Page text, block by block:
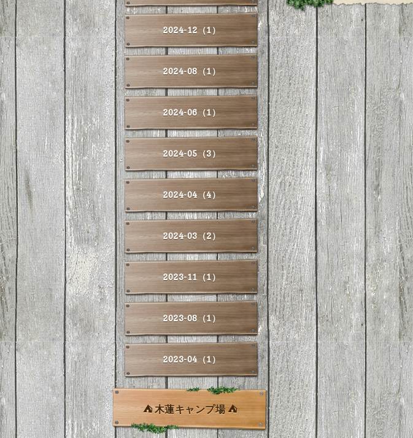
2024-12（1）
2024-08（1）
2024-06（1）
2024-05（3）
2024-04（4）
2024-03（2）
2023-11（1）
2023-08（1）
2023-04（1）
⛺ 木蓮キャンプ場 ⛺